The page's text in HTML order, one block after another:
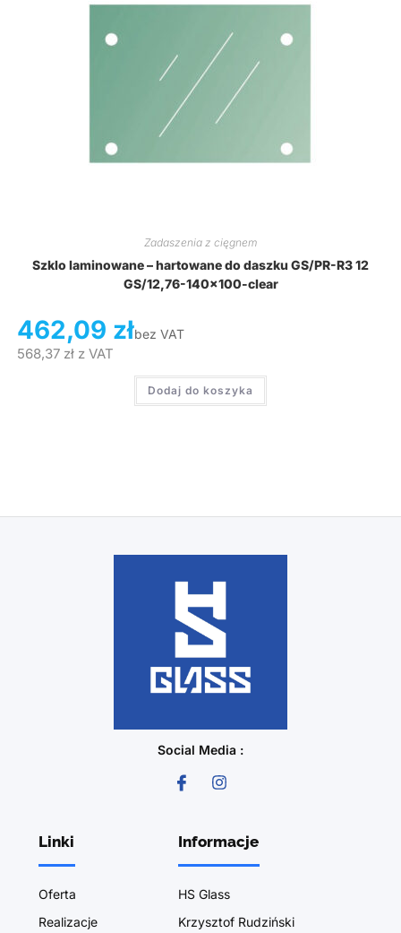
Zadaszenia z cięgnem
Szklo laminowane – hartowane do daszku GS/PR-R3 12
GS/12,76-140×100-clear
462,09 złbez VAT
568,37 złz VAT
Dodaj do koszyka
Social Media :
Linki
Oferta
Realizacje
Informacje
HS Glass
Krzysztof Rudziński